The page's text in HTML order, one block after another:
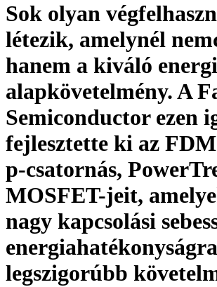
Sok olyan
létezik, amelynél
hanem a kiváló
alapkövetelmény. A
Semiconductor ezen
fejlesztette ki az
p-csatornás,
MOSFET-jeit,
nagy kapcsolási
legszigorúbb